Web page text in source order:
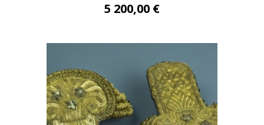
5 200,00 €